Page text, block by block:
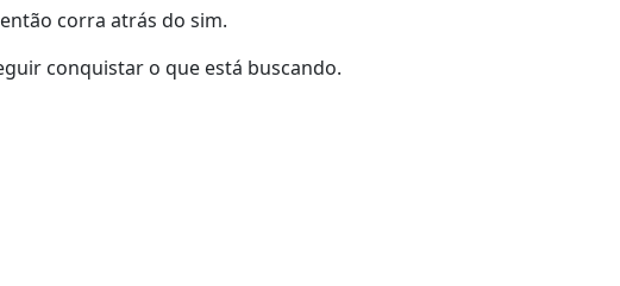
corra atrás do sim.
conquistar o que está buscando.